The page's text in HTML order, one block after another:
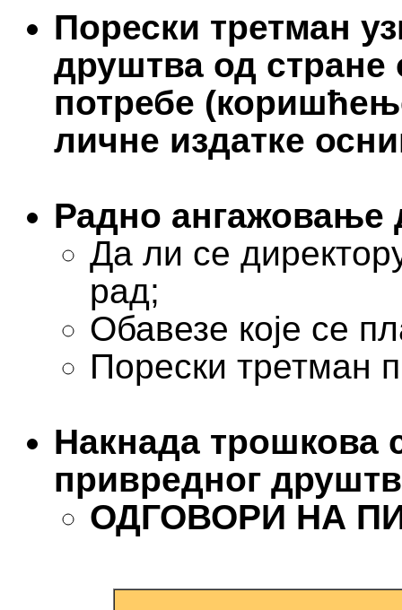
Порески третман
друштва од стране
потребе
личне издатке
Радно ангажовање
Да ли се
рад;
Обавезе које се
Порески третман
Накнада трошкова
привредног
ОДГОВОРИ НА